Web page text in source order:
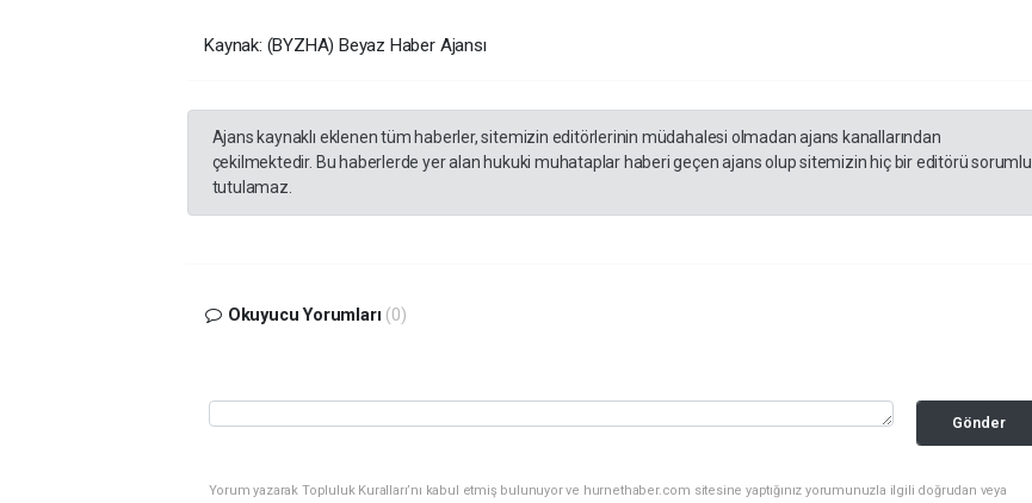
Kaynak: (BYZHA) Beyaz Haber Ajansı
Ajans kaynaklı eklenen tüm haberler, sitemizin editörlerinin müdahalesi olmadan ajans kanallarından
çekilmektedir. Bu haberlerde yer alan hukuki muhataplar haberi geçen ajans olup sitemizin hiç bir editörü sorumlu
tutulamaz.
Okuyucu Yorumları (0)
Gönder
Yorum yazarak Topluluk Kuralları’nı kabul etmiş bulunuyor ve hurnethaber.com sitesine yaptığınız yorumunuzla ilgili doğrudan veya